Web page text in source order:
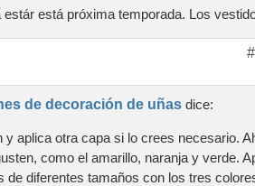
estár está próxima temporada. Los
de decoración de uñas dice:
y aplica otra capa si lo crees necesario.
como el amarillo, naranja y verde.
de diferentes tamaños con los tres